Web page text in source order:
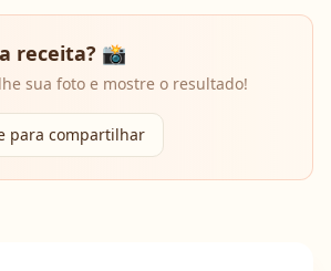
receita? 📸
sua foto e mostre o resultado!
para compartilhar